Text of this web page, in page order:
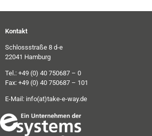
Kontakt
Schlossstraße 8 d-e
22041 Hamburg
Tel.: +49 (0) 40 750687 – 0
Fax: +49 (0) 40 750687 – 101
E-Mail: info(at)take-e-way.de